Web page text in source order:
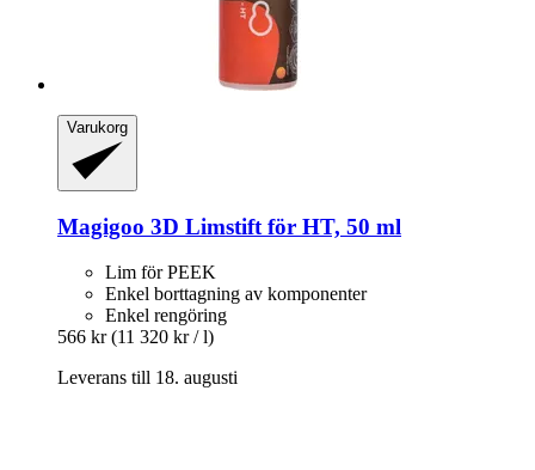
Varukorg
Magigoo 3D Limstift för HT, 50 ml
Lim för PEEK
Enkel borttagning av komponenter
Enkel rengöring
566 kr (11 320 kr / l)
Leverans till 18. augusti